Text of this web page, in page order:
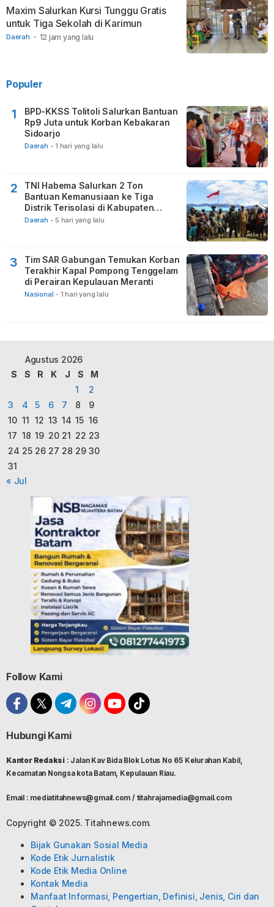
Daerah - 12 jam yang lalu
Maxim Salurkan Kursi Tunggu Gratis
untuk Tiga Sekolah di Karimun
Populer
1
BPD-KKSS Tolitoli Salurkan Bantuan
Rp9 Juta untuk Korban Kebakaran
Sidoarjo
Daerah - 1 hari yang lalu
2
TNI Habema Salurkan 2 Ton
Bantuan Kemanusiaan ke Tiga
Distrik Terisolasi di Kabupaten
Puncak
Daerah - 5 hari yang lalu
3
Tim SAR Gabungan Temukan Korban
Terakhir Kapal Pompong Tenggelam
di Perairan Kepulauan Meranti
Nasional - 1 hari yang lalu
Agustus 2026
S
S R K J S
M
1
2
3
4 5 6 7 8
9
10 11 12 13 14 15 16
17 18 19 20 21 22 23
24 25 26 27 28 29 30
31
« Jul
Follow Kami
Hubungi Kami
Kantor Redaksi : Jalan Kav Bida Blok Lotus No 65 Kelurahan Kabil,
Kecamatan Nongsa kota Batam, Kepulauan Riau.
Email : mediatitahnews@gmail.com / titahrajamedia@gmail.com
Copyright © 2025. Titahnews.com.
Bijak Gunakan Sosial Media
Kode Etik Jurnalistik
Kode Etik Media Online
Kontak Media
Manfaat Informasi, Pengertian, Definisi, Jenis, Ciri dan